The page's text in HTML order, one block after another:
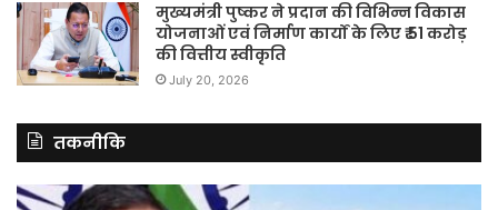
मुख्यमंत्री पुष्कर ने प्रदान की विभिन्न विकास
योजनाओं एवं निर्माण कार्यों के लिए ₹ 51 करोड़
की वित्तीय स्वीकृति
July 20, 2026
तकनीकि